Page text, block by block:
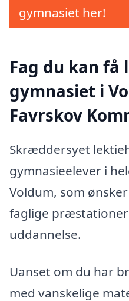
gymnasiet her!
Fag du kan
gymnasiet i
Favrskov
Skræddersyet
gymnasieelever i
Voldum, som
faglige præstationer
uddannelse.
Uanset om du har
med vanskelige